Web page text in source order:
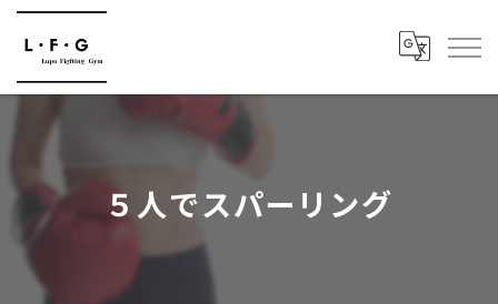
５人でスパーリング